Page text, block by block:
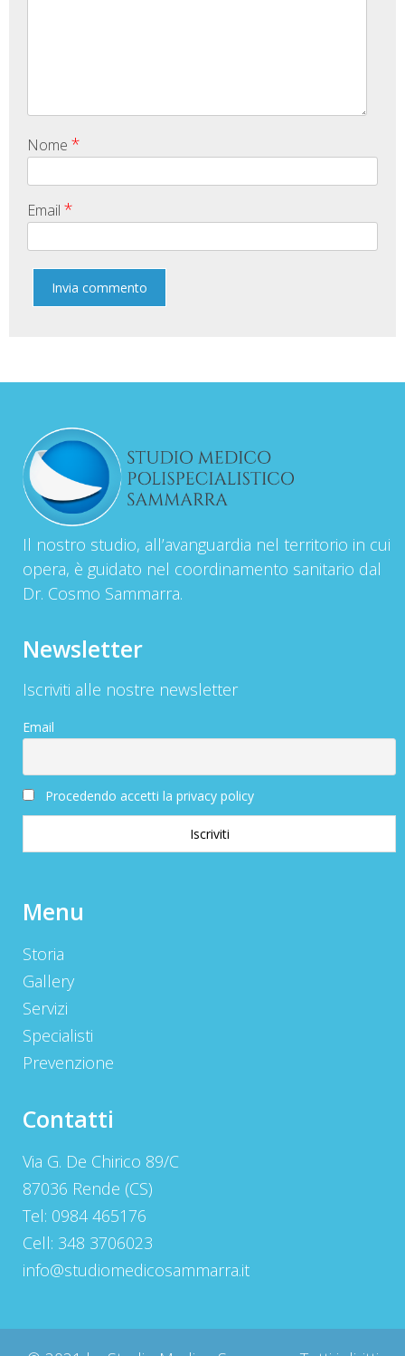
Nome *
Email *
Il nostro studio, all’avanguardia nel territorio in cui
opera, è guidato nel coordinamento sanitario dal
Dr. Cosmo Sammarra.
Newsletter
Iscriviti alle nostre newsletter
Email
Procedendo accetti la privacy policy
Menu
Storia
Gallery
Servizi
Specialisti
Prevenzione
Contatti
Via G. De Chirico 89/C
87036 Rende (CS)
Tel: 0984 465176
Cell: 348 3706023
info@studiomedicosammarra.it